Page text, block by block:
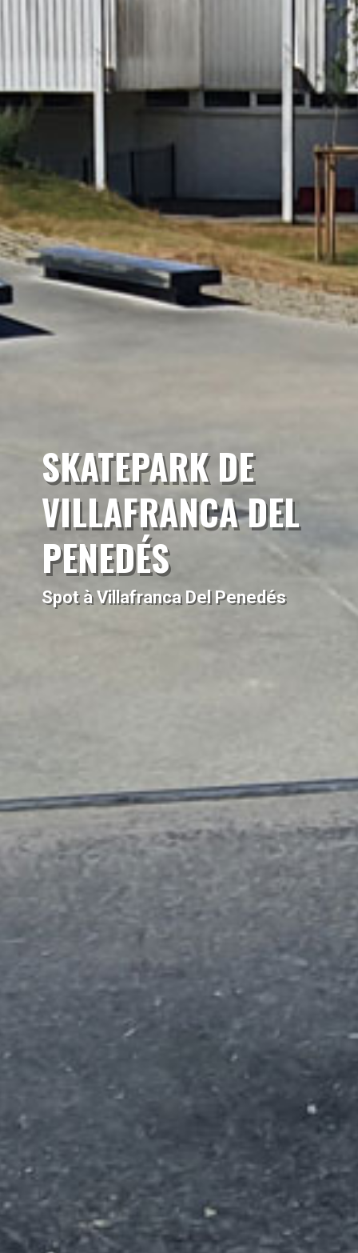
SKATEPARK DE
VILLAFRANCA DEL
PENEDÉS
Spot à Villafranca Del Penedés